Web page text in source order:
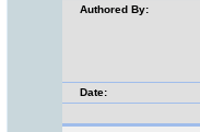
Authored By:
Date: